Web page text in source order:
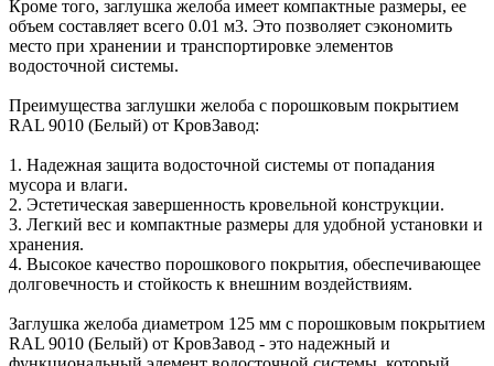
Кроме того, заглушка желоба имеет компактные размеры, ее
объем составляет всего 0.01 м3. Это позволяет сэкономить
место при хранении и транспортировке элементов
водосточной системы.
Преимущества заглушки желоба с порошковым покрытием
RAL 9010 (Белый) от КровЗавод:
1. Надежная защита водосточной системы от попадания
мусора и влаги.
2. Эстетическая завершенность кровельной конструкции.
3. Легкий вес и компактные размеры для удобной установки и
хранения.
4. Высокое качество порошкового покрытия, обеспечивающее
долговечность и стойкость к внешним воздействиям.
Заглушка желоба диаметром 125 мм с порошковым покрытием
RAL 9010 (Белый) от КровЗавод - это надежный и